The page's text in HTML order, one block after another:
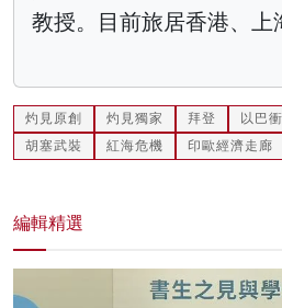
教授。目前旅居香港、上
灼見原創 灼見獨家 拜登 以巴
胡塞武裝
紅海危機 印歐經濟走廊
編輯精選